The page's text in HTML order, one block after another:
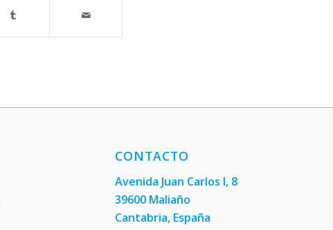
CONTACTO
Avenida Juan Carlos I, 8
39600 Maliaño
Cantabria, España